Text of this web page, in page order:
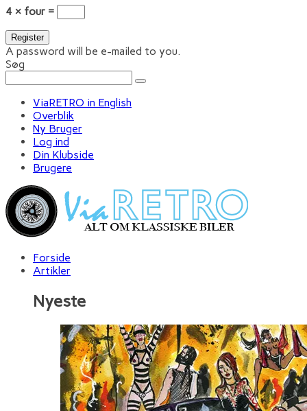
4 × four =
A password will be e-mailed to you.
Søg
ViaRETRO in English
Overblik
Ny Bruger
Log ind
Din Klubside
Brugere
Forside
Artikler
Nyeste